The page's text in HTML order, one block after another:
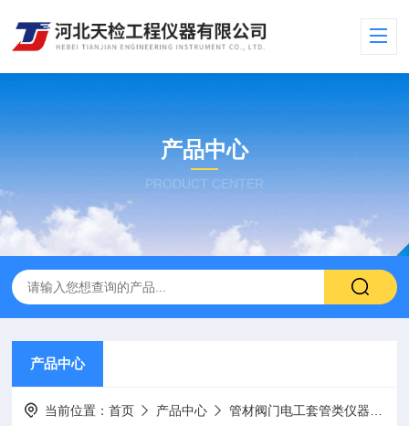
产品中心
PRODUCT CENTER
产品中心
当前位置：首页 产品中心 管材阀门电工套管类仪器